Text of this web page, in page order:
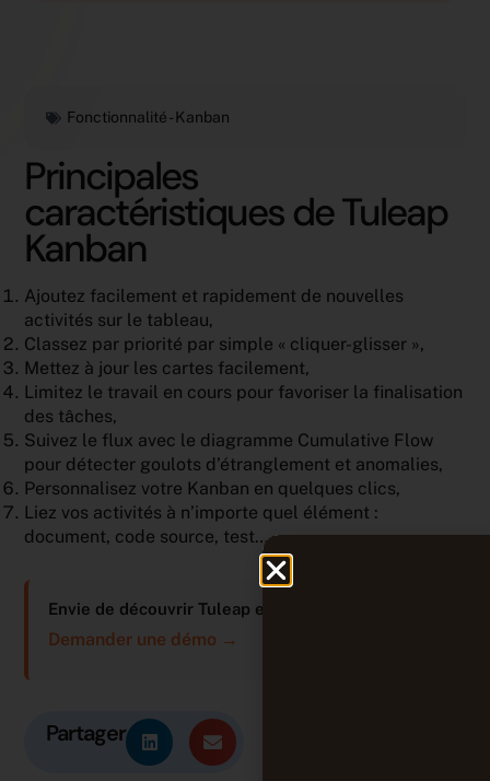
Fonctionnalité -Kanban
Principales
caractéristiques de Tuleap
Kanban
Ajoutez facilement et rapidement de nouvelles
activités sur le tableau,
Classez par priorité par simple « cliquer-glisser »,
Mettez à jour les cartes facilement,
Limitez le travail en cours pour favoriser la finalisation
des tâches,
Suivez le flux avec le diagramme Cumulative Flow
pour détecter goulots d’étranglement et anomalies,
Personnalisez votre Kanban en quelques clics,
Liez vos activités à n’importe quel élément :
document, code source, test…
Envie de découvrir Tuleap en action ?
Demander une démo →
Partager